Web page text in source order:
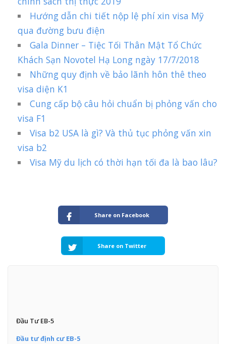
Hướng dẫn chi tiết nộp lệ phí xin visa Mỹ
qua đường bưu điện
Gala Dinner – Tiệc Tối Thân Mật Tổ Chức
Khách Sạn Novotel Hạ Long ngày 17/7/2018
Những quy định về bảo lãnh hôn thê theo
visa diện K1
Cung cấp bộ câu hỏi chuẩn bị phỏng vấn cho
visa F1
Visa b2 USA là gì? Và thủ tục phỏng vấn xin
visa b2
Visa Mỹ du lịch có thời hạn tối đa là bao lâu?
Share on Facebook
Share on Twitter
Đầu Tư EB-5
Đầu tư định cư EB-5